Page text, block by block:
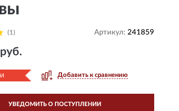
(1) Артикул: 241859
Добавить к сравнению
УВЕДОМИТЬ О ПОСТУПЛЕНИИ